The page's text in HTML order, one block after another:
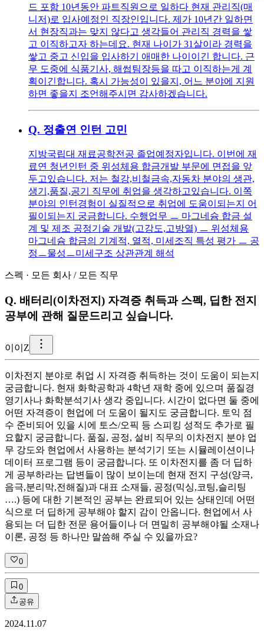
드 포함 10년동안 파트직원으로 일하다 현재 관리직(매
니저)로 입사예정인 직장인입니다. 제가 10년간 일하면
서 현장직과는 맞지 않다고 생각들어 관리직 경력을 쌓
고 이직하고자 하는데요. 현재 나이가 31살이라 경력을
쌓고 중고 신입을 입사하기 애매한 나이이긴 합니다. 근
무 도중에 식품기사, 해썹팀장등을 따고 이직하는게 계
획이긴합니다. 혹시 가능성이 있을지, 어느 분야에 지원
하면 좋을지 조언해주시면 감사하겠습니다.
Q. 정출연 인턴 고민
지방국립대 재료공학전공 졸업예정자입니다. 이번에 재
료연 청년인턴 중 위성체용 합금개발 부문에 면접을 앞
두고있습니다. 저는 철강,비철금속,자동차 분야의 생관,
생기,품질,공기 직무에 취업을 생각하고있습니다. 이쪽
분야의 인턴경험이 실질적으로 취업에 도움이되는지 어
필이되는지 궁금합니다. 수행업무 ㅡ 마그네슘 합금 설
계 및 제조 공정기술 개발(고강도,고방열) ㅡ 위성체용
마그네슘 합금의 기계적, 열적, 미세조직 특성 평가 ㅡ 공
정ㅡ물성ㅡ미세구조 상관관계 해석
스펙 · 모든 회사 / 모든 직무
Q. 배터리(이차전지) 자격증 취득과 스펙, 딥한 전지
공부에 관해 질문드리고 싶습니다.
이 이Z
이차전지 분야로 취업 시 자격증 취득하는 것이 도움이 되는지
궁금합니다. 현재 화학공학과 4학년 재학 중에 있으며 품질경
영기사나 화학분석기사 생각 중입니다. 시간이 없다면 둘 중에
어떤 자격증이 현업에 더 도움이 될지도 궁금합니다. 토익 점
수 준비되어 있을 시에 토스/오픽 등 스피킹 성적도 추가로 필
요할지 궁금합니다. 품질, 공정, 설비 직무의 이차전지 분야 업
무 강도와 현업에서 사용하는 분석기기 또는 시뮬레이션이나
데이터 프로그램 등이 궁금합니다. 또 이차전지를 좀 더 딥하
게 공부하라는 답변들이 많이 보이는데 현재 전지 구성(양극,
음극,분리막,전해질)과 대표 소재들, 공정(믹싱,코팅,슬리팅
….) 등에 대한 기본적인 공부는 완료되어 있는 상태인데 어떤
식으로 더 딥하게 공부해야 할지 감이 안옵니다. 현업에서 사
용되는 더 딥한 전문 용어들이나 더 면밀히 공부해야될 소재나
이론, 공정 등 하나만 말씀해 주실 수 있을까요?
0
0
공유
2024.11.07